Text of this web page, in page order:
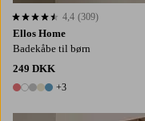
Ellos Home
Badekåbe til børn
249 DKK
8 farver
+3
4,4 baseret på 309 bedømmelser
4,4 (309)